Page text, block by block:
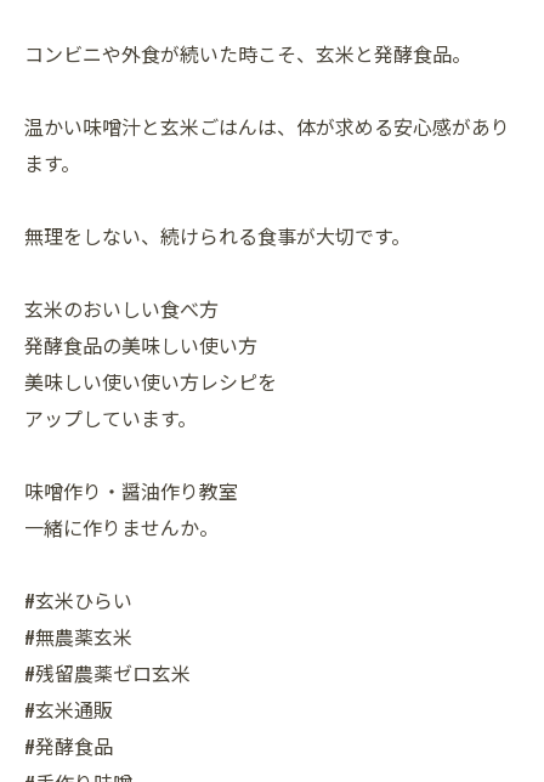
コンビニや外食が続いた時こそ、玄米と発酵食品。
温かい味噌汁と玄米ごはんは、体が求める安心感があり
ます。
無理をしない、続けられる食事が大切です。
玄米のおいしい食べ方
発酵食品の美味しい使い方
美味しい使い使い方レシピを
アップしています。
味噌作り・醤油作り教室
一緒に作りませんか。
#玄米ひらい
#無農薬玄米
#残留農薬ゼロ玄米
#玄米通販
#発酵食品